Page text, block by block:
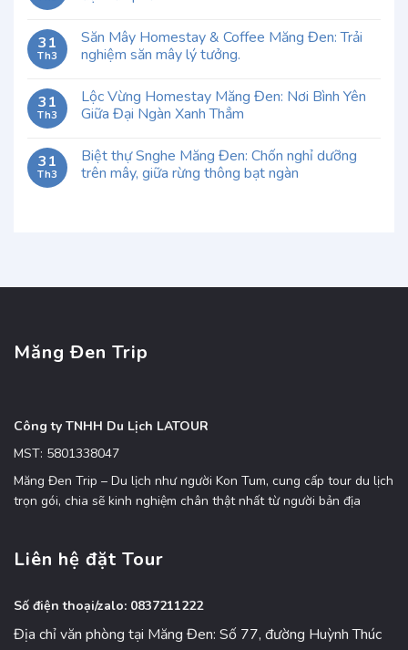
31
Th3
Săn Mây Homestay & Coffee Măng Đen: Trải
nghiệm săn mây lý tưởng.
31
Th3
Lộc Vừng Homestay Măng Đen: Nơi Bình Yên
Giữa Đại Ngàn Xanh Thẳm
31
Th3
Biệt thự Snghe Măng Đen: Chốn nghỉ dưỡng
trên mây, giữa rừng thông bạt ngàn
Măng Đen Trip
Công ty TNHH Du Lịch LATOUR
MST: 5801338047
Măng Đen Trip – Du lịch như người Kon Tum, cung cấp tour du lịch
trọn gói, chia sẽ kinh nghiệm chân thật nhất từ người bản địa
Liên hệ đặt Tour
Số điện thoại/zalo: 0837211222
Địa chỉ văn phòng tại Măng Đen: Số 77, đường Huỳnh Thúc